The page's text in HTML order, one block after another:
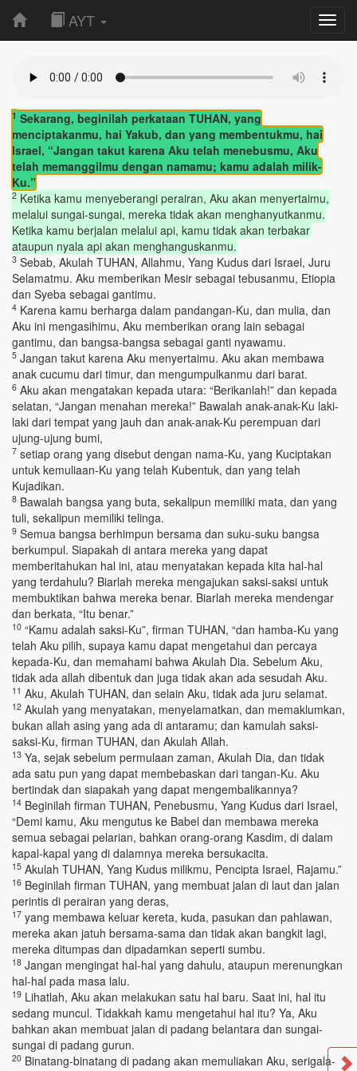
AYT
1 Sekarang, beginilah perkataan TUHAN, yang
menciptakanmu, hai Yakub, dan yang membentukmu, hai
Israel, “Jangan takut karena Aku telah menebusmu, Aku
telah memanggilmu dengan namamu; kamu adalah milik-
Ku.”
2 Ketika kamu menyeberangi perairan, Aku akan menyertaimu,
melalui sungai-sungai, mereka tidak akan menghanyutkanmu.
Ketika kamu berjalan melalui api, kamu tidak akan terbakar
ataupun nyala api akan menghanguskanmu.
3 Sebab, Akulah TUHAN, Allahmu, Yang Kudus dari Israel, Juru
Selamatmu. Aku memberikan Mesir sebagai tebusanmu, Etiopia
dan Syeba sebagai gantimu.
4 Karena kamu berharga dalam pandangan-Ku, dan mulia, dan
Aku ini mengasihimu, Aku memberikan orang lain sebagai
gantimu, dan bangsa-bangsa sebagai ganti nyawamu.
5 Jangan takut karena Aku menyertaimu. Aku akan membawa
anak cucumu dari timur, dan mengumpulkanmu dari barat.
6 Aku akan mengatakan kepada utara: “Berikanlah!” dan kepada
selatan, “Jangan menahan mereka!” Bawalah anak-anak-Ku laki-
laki dari tempat yang jauh dan anak-anak-Ku perempuan dari
ujung-ujung bumi,
7 setiap orang yang disebut dengan nama-Ku, yang Kuciptakan
untuk kemuliaan-Ku yang telah Kubentuk, dan yang telah
Kujadikan.
8 Bawalah bangsa yang buta, sekalipun memiliki mata, dan yang
tuli, sekalipun memiliki telinga.
9 Semua bangsa berhimpun bersama dan suku-suku bangsa
berkumpul. Siapakah di antara mereka yang dapat
memberitahukan hal ini, atau menyatakan kepada kita hal-hal
yang terdahulu? Biarlah mereka mengajukan saksi-saksi untuk
membuktikan bahwa mereka benar. Biarlah mereka mendengar
dan berkata, “Itu benar.”
10 “Kamu adalah saksi-Ku”, firman TUHAN, “dan hamba-Ku yang
telah Aku pilih, supaya kamu dapat mengetahui dan percaya
kepada-Ku, dan memahami bahwa Akulah Dia. Sebelum Aku,
tidak ada allah dibentuk dan juga tidak akan ada sesudah Aku.
11 Aku, Akulah TUHAN, dan selain Aku, tidak ada juru selamat.
12 Akulah yang menyatakan, menyelamatkan, dan memaklumkan,
bukan allah asing yang ada di antaramu; dan kamulah saksi-
saksi-Ku, firman TUHAN, dan Akulah Allah.
13 Ya, sejak sebelum permulaan zaman, Akulah Dia, dan tidak
ada satu pun yang dapat membebaskan dari tangan-Ku. Aku
bertindak dan siapakah yang dapat mengembalikannya?
14 Beginilah firman TUHAN, Penebusmu, Yang Kudus dari Israel,
“Demi kamu, Aku mengutus ke Babel dan membawa mereka
semua sebagai pelarian, bahkan orang-orang Kasdim, di dalam
kapal-kapal yang di dalamnya mereka bersukacita.
15 Akulah TUHAN, Yang Kudus milikmu, Pencipta Israel, Rajamu.”
16 Beginilah firman TUHAN, yang membuat jalan di laut dan jalan
perintis di perairan yang deras,
17 yang membawa keluar kereta, kuda, pasukan dan pahlawan,
mereka akan jatuh bersama-sama dan tidak akan bangkit lagi,
mereka ditumpas dan dipadamkan seperti sumbu.
18 Jangan mengingat hal-hal yang dahulu, ataupun merenungkan
hal-hal pada masa lalu.
19 Lihatlah, Aku akan melakukan satu hal baru. Saat ini, hal itu
sedang muncul. Tidakkah kamu mengetahui hal itu? Ya, Aku
bahkan akan membuat jalan di padang belantara dan sungai-
sungai di padang gurun.
20 Binatang-binatang di padang akan memuliakan Aku, serigala-